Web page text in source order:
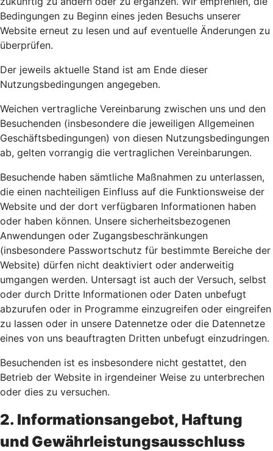
Bedingungen zu Beginn eines jeden Besuchs unserer
Website erneut zu lesen und auf eventuelle Änderungen zu
überprüfen.
Der jeweils aktuelle Stand ist am Ende dieser
Nutzungsbedingungen angegeben.
Weichen vertragliche Vereinbarung zwischen uns und den
Besuchenden (insbesondere die jeweiligen Allgemeinen
Geschäftsbedingungen) von diesen Nutzungsbedingungen
ab, gelten vorrangig die vertraglichen Vereinbarungen.
Besuchende haben sämtliche Maßnahmen zu unterlassen,
die einen nachteiligen Einfluss auf die Funktionsweise der
Website und der dort verfügbaren Informationen haben
oder haben können. Unsere sicherheitsbezogenen
Anwendungen oder Zugangsbeschränkungen
(insbesondere Passwortschutz für bestimmte Bereiche der
Website) dürfen nicht deaktiviert oder anderweitig
umgangen werden. Untersagt ist auch der Versuch, selbst
oder durch Dritte Informationen oder Daten unbefugt
abzurufen oder in Programme einzugreifen oder eingreifen
zu lassen oder in unsere Datennetze oder die Datennetze
eines von uns beauftragten Dritten unbefugt einzudringen.
Besuchenden ist es insbesondere nicht gestattet, den
Betrieb der Website in irgendeiner Weise zu unterbrechen
oder dies zu versuchen.
2. Informationsangebot, Haftung
und Gewährleistungsausschluss